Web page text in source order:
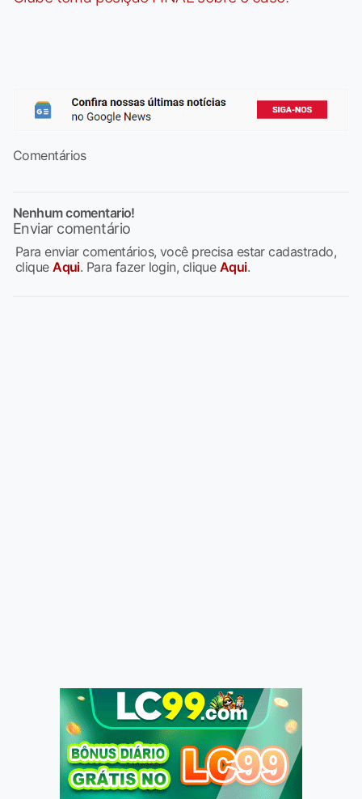
Comentários
Nenhum comentario!
Enviar comentário
Para enviar comentários, você precisa estar cadastrado,
cliqueAqui. Para fazer login, clique Aqui.